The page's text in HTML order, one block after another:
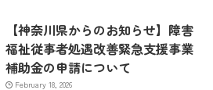
【神奈川県からのお知らせ】障害
福祉従事者処遇改善緊急支援事業
補助金の申請について
February 18, 2026